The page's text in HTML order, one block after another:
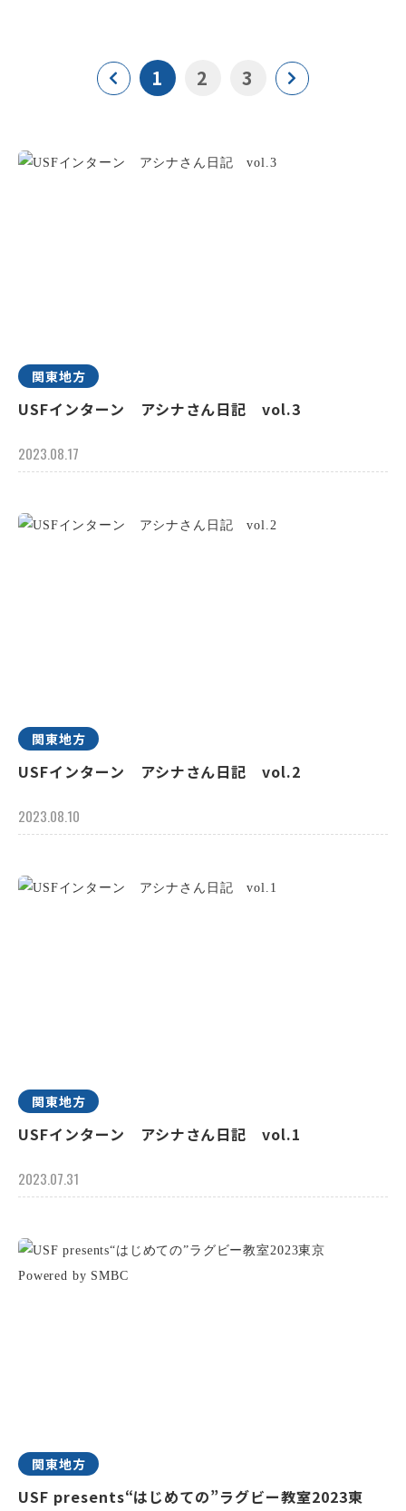
1 2 3
関東地方
USFインターン アシナさん日記 vol.3
2023.08.17
関東地方
USFインターン アシナさん日記 vol.2
2023.08.10
関東地方
USFインターン アシナさん日記 vol.1
2023.07.31
関東地方
USF presents“はじめての”ラグビー教室2023東